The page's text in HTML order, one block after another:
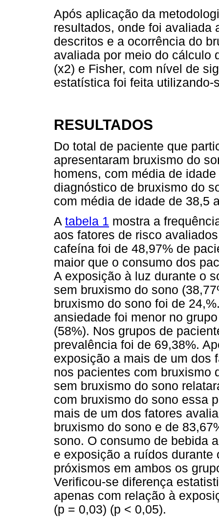
Após aplicação da
resultados, onde foi avaliada
descritos e a ocorrência do
avaliada por meio do cálculo
(x2) e Fisher, com nível de
estatística foi feita utilizando-
RESULTADOS
Do total de paciente que
apresentaram bruxismo do
homens, com média de
diagnóstico de bruxismo do
com média de idade de 38,5
A tabela 1 mostra a
aos fatores de risco
cafeína foi de 48,97% de
maior que o consumo dos
A exposição à luz durante o
sem bruxismo do sono
bruxismo do sono foi de
ansiedade foi menor no
(58%). Nos grupos de
prevalência foi de 69,38%.
exposição a mais de um dos
nos pacientes com bruxismo
sem bruxismo do sono
com bruxismo do sono essa
mais de um dos fatores
bruxismo do sono e de
sono. O consumo de bebida
e exposição a ruídos
próxismos em ambos os
Verificou-se diferença
apenas com relação à
(p = 0,03) (p < 0,05).